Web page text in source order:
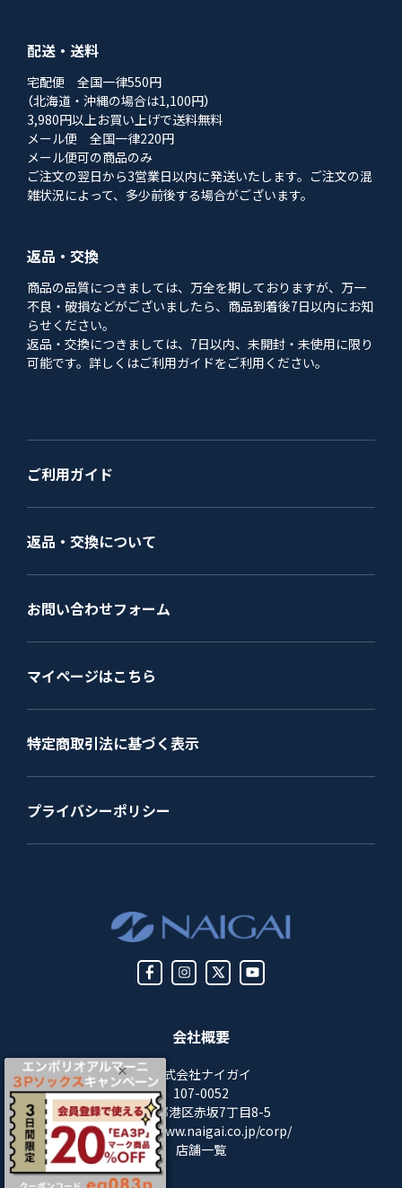
会社概要
株式会社ナイガイ
107-0052
東京都港区赤坂7丁目8-5
https://www.naigai.co.jp/corp/
店舗一覧
配送・送料
宅配便 全国一律550円
（北海道・沖縄の場合は1,100円）
3,980円以上お買い上げで送料無料
メール便 全国一律220円
メール便可の商品のみ
ご注文の翌日から3営業日以内に発送いたします。ご注文の混
雑状況によって、多少前後する場合がございます。
返品・交換
商品の品質につきましては、万全を期しておりますが、万一
不良・破損などがございましたら、商品到着後7日以内にお知
らせください。
返品・交換につきましては、7日以内、未開封・未使用に限り
可能です。詳しくはご利用ガイドをご利用ください。
ご利用ガイド
返品・交換について
お問い合わせフォーム
マイページはこちら
特定商取引法に基づく表示
プライバシーポリシー